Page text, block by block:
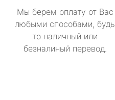
Мы берем оплату от Вас
любыми способами, будь
то наличный или
безналиный перевод.